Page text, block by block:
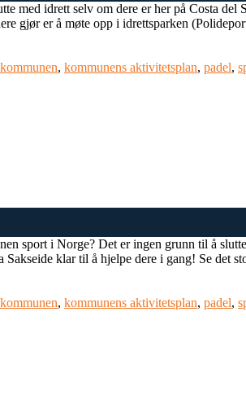
med idrett selv om dere er her på Costa del
gjør er å møte opp i idrettsparken
kommunen, kommunens aktivitetsplan, padel,
sport i Norge? Det er ingen grunn til å slutte
klar til å hjelpe dere i gang! Se det
kommunen, kommunens aktivitetsplan, padel,